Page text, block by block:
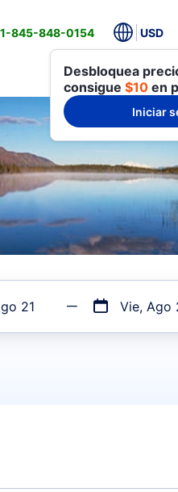
1-845-848-0154 USD
Desbloquea
consigue $10 en
Iniciar
21 Vie, Ago